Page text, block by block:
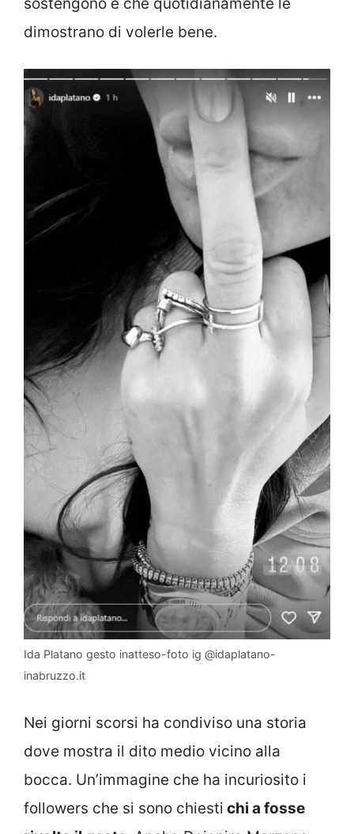
dimostrano di volerle bene.
Ida Platano gesto inatteso-foto ig @idaplatano-
inabruzzo.it
Nei giorni scorsi ha condiviso una storia
dove mostra il dito medio vicino alla
bocca. Un’immagine che ha incuriosito i
followers che si sono chiesti chi a fosse